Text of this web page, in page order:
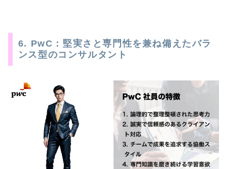
6. PwC：堅実さと専門性を兼ね備えたバラ
ンス型のコンサルタント